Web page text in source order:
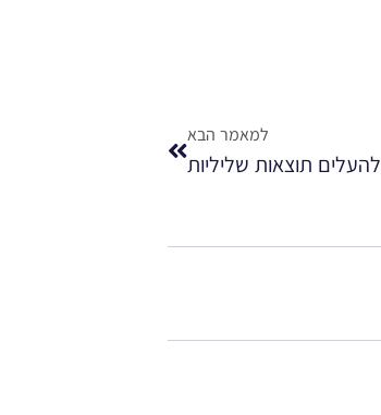
למאמר הבא
להעלים תוצאות שליליות